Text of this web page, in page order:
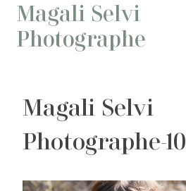
Aller
contenu
Magali Selvi
Photographe
Magali Selvi
Photographe-10